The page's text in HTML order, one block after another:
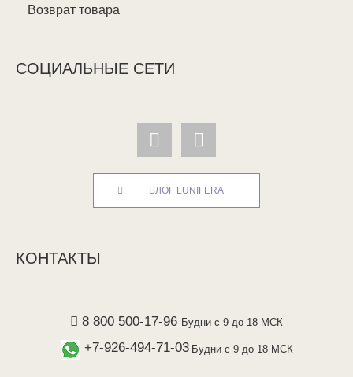
Возврат товара
СОЦИАЛЬНЫЕ СЕТИ
БЛОГ LUNIFERA
КОНТАКТЫ
8 800 500-17-96 Будни с 9 до 18 МСК
+7-926-494-71-03 Будни с 9 до 18 МСК